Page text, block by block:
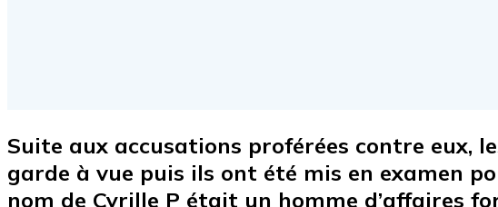
Suite aux accusations proférées contre eux,
garde à vue puis ils ont été mis en examen
nom de Cyrille P était un homme d’affaires